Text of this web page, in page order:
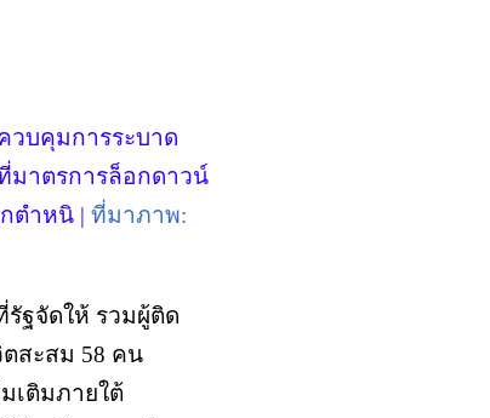
วบคุมการระบาด
มาตรการล็อกดาวน์
ตำหนิ | ที่มาภาพ:
ฐจัดให้ รวมผู้ติด
ตสะสม 58 คน
เติมภายใต้